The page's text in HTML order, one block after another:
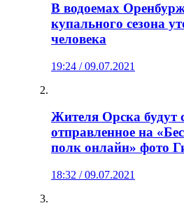
В водоемах
купального сезона
человека
19:24 / 09.07.2021
Жителя Орска будут
отправленное на
полк онлайн» фото
18:32 / 09.07.2021